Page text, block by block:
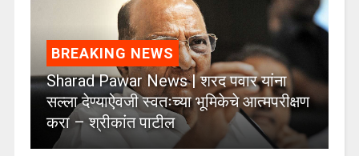
BREAKING NEWS
Sharad Pawar News | शरद पवार यांना
सल्ला देण्याऐवजी स्वतःच्या भूमिकेचे आत्मपरीक्षण
करा – श्रीकांत पाटील